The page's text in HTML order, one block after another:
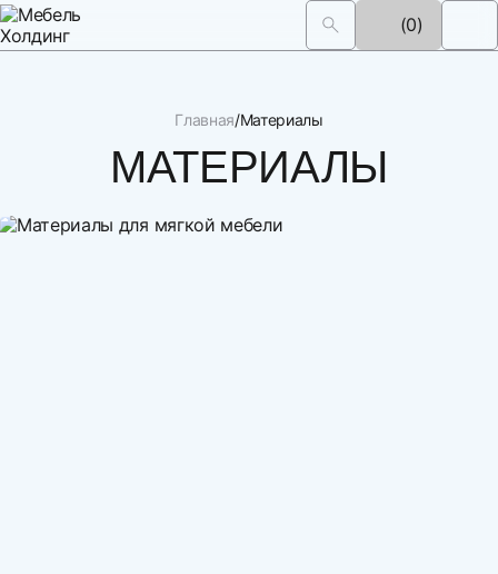
(0)
Главная Материалы
МАТЕРИАЛЫ